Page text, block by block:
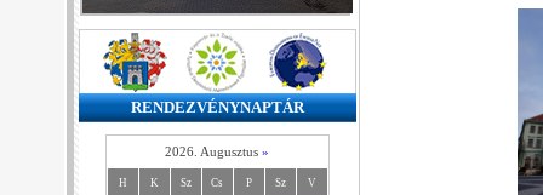
RENDEZVÉNYNAPTÁR
2026. Augusztus »
H K Sz Cs P Sz V